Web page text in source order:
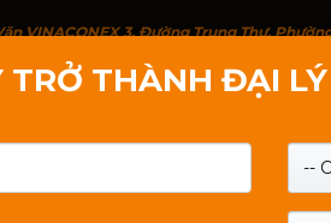
VINACONEX 3, Đường Trung Thư,
THÀNH ĐẠI
--